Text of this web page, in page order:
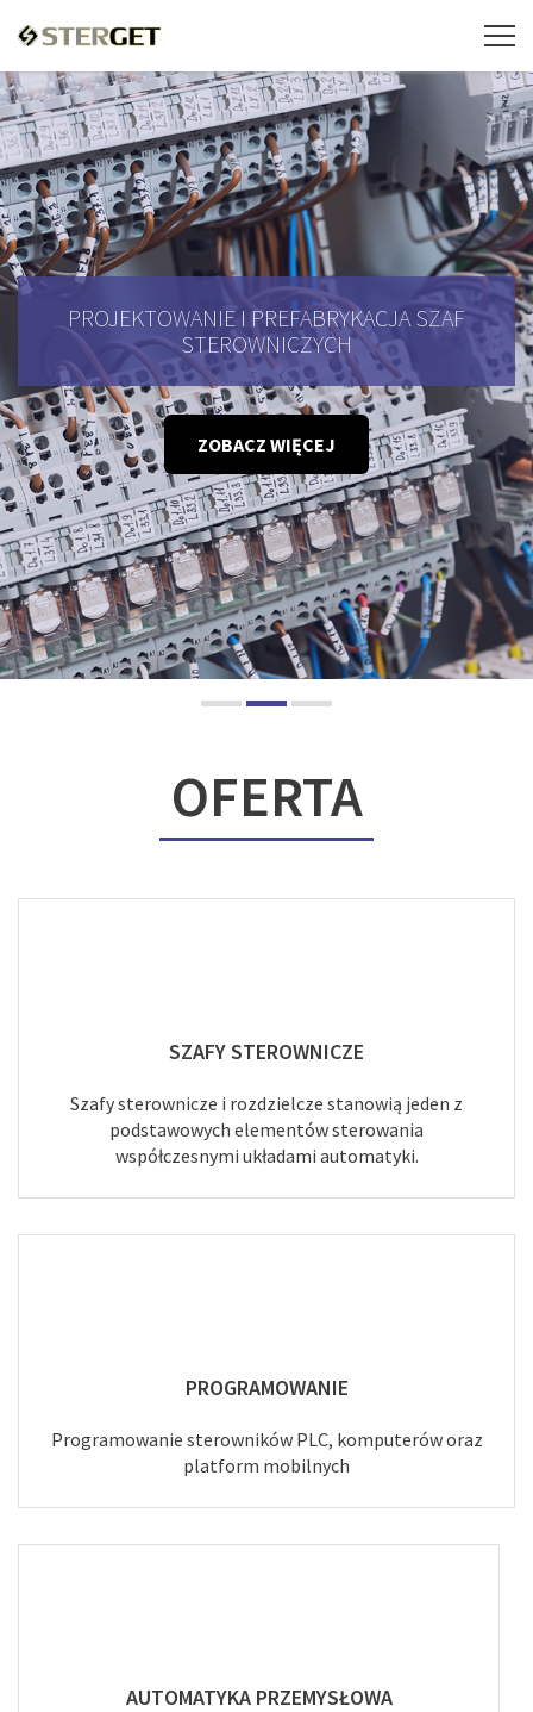
PROJEKTOWANIE I PREFABRYKACJA SZAF
STEROWNICZYCH
ZOBACZ WIĘCEJ
OFERTA
SZAFY STEROWNICZE
Szafy sterownicze i rozdzielcze stanowią jeden z
podstawowych elementów sterowania
współczesnymi układami automatyki.
PROGRAMOWANIE
Programowanie sterowników PLC, komputerów oraz
platform mobilnych
AUTOMATYKA PRZEMYSŁOWA